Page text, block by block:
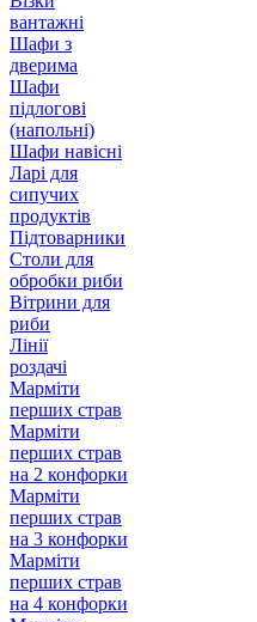
вантажні
Шафи з
дверима
Шафи
підлогові
(напольні)
Шафи навісні
Ларі для
сипучих
продуктів
Підтоварники
Столи для
обробки риби
Вітрини для
риби
Лінії
роздачі
Марміти
перших страв
Марміти
перших страв
на 2 конфорки
Марміти
перших страв
на 3 конфорки
Марміти
перших страв
на 4 конфорки